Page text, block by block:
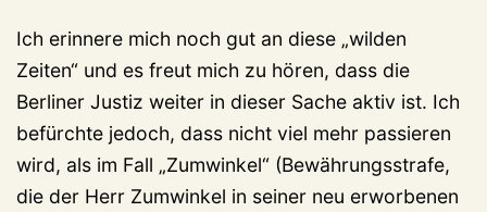
Ich erinnere mich noch gut an diese „wilden
Zeiten“ und es freut mich zu hören, dass die
Berliner Justiz weiter in dieser Sache aktiv ist. Ich
befürchte jedoch, dass nicht viel mehr passieren
wird, als im Fall „Zumwinkel“ (Bewährungsstrafe,
die der Herr Zumwinkel in seiner neu erworbenen